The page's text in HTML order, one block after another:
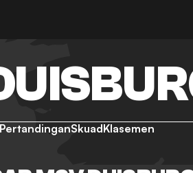
PertandinganSkuadKlasemen